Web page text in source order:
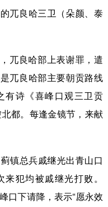
兀良哈三卫（朵颜、泰
良哈部上表谢罪，遣
兀良哈部主要朝贡路线
有诗《喜峰口观三卫贡
都。每逢金镜节，来献
总兵戚继光出青山口
犯均被戚继光打败。
口下请降，表示“愿永效